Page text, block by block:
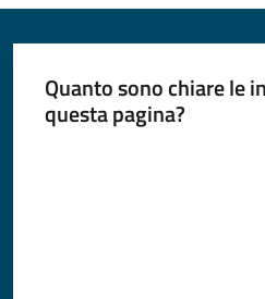
Quanto sono chiare le
questa pagina?